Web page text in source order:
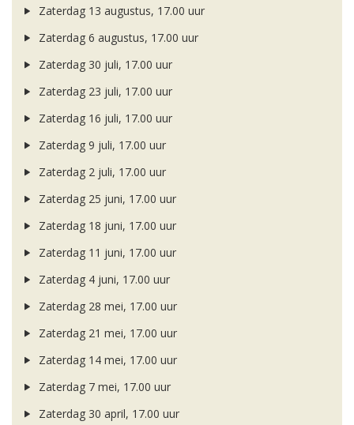
Zaterdag 13 augustus, 17.00 uur
Zaterdag 6 augustus, 17.00 uur
Zaterdag 30 juli, 17.00 uur
Zaterdag 23 juli, 17.00 uur
Zaterdag 16 juli, 17.00 uur
Zaterdag 9 juli, 17.00 uur
Zaterdag 2 juli, 17.00 uur
Zaterdag 25 juni, 17.00 uur
Zaterdag 18 juni, 17.00 uur
Zaterdag 11 juni, 17.00 uur
Zaterdag 4 juni, 17.00 uur
Zaterdag 28 mei, 17.00 uur
Zaterdag 21 mei, 17.00 uur
Zaterdag 14 mei, 17.00 uur
Zaterdag 7 mei, 17.00 uur
Zaterdag 30 april, 17.00 uur